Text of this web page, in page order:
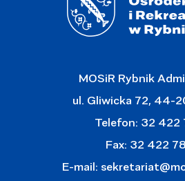
MOSiR Rybnik
ul. Gliwicka 72, 44-
Telefon: 32 422
Fax: 32 422
E-mail: